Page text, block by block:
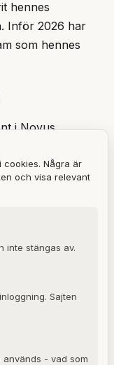
hennes
Inför 2026 har
som hennes
i Novus
över
högsta
genomgående
cookies. Några är
och visa relevant
inte stängas av.
Sajten
används - vad som